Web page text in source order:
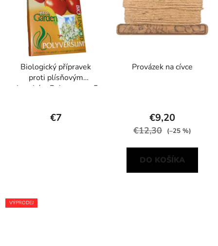
Biologický přípravek
proti plísňovým
chorobám Polyversum 5
€7
Provázek na cívce
€9,20
€12,30 (–25 %)
DO KOŠÍKA
VÝPRODEJ